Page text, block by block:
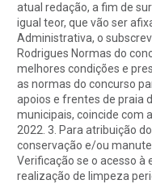
atual redação, a fim de
igual teor, que vão ser
Administrativa, o
Rodrigues Normas do
melhores condições e
as normas do concurso
apoios e frentes de praia
municipais, coincide com
2022. 3. Para atribuição
conservação e/ou
Verificação se o acesso à
realização de limpeza